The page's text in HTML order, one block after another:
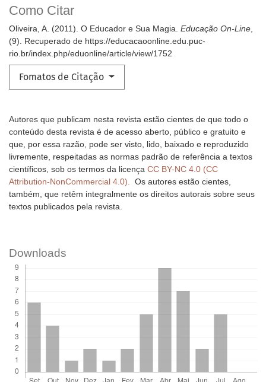
Como Citar
Oliveira, A. (2011). O Educador e Sua Magia. Educação On-Line,
(9). Recuperado de https://educacaoonline.edu.puc-
rio.br/index.php/eduonline/article/view/1752
Fomatos de Citação
Autores que publicam nesta revista estão cientes de que todo o
conteúdo desta revista é de acesso aberto, público e gratuito e
que, por essa razão, pode ser visto, lido, baixado e reproduzido
livremente, respeitadas as normas padrão de referência a textos
científicos, sob os termos da licença CC BY-NC 4.0 (CC
Attribution-NonCommercial 4.0). Os autores estão cientes,
também, que retêm integralmente os direitos autorais sobre seus
textos publicados pela revista.
Downloads